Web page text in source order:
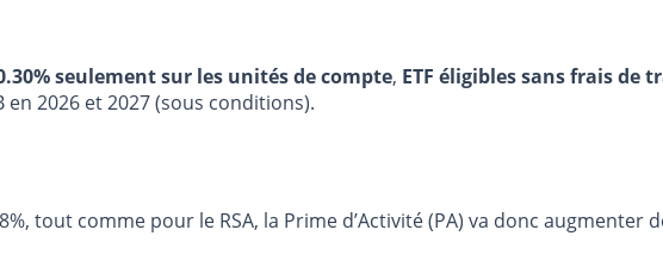
seulement sur les unités de compte, ETF éligibles sans frais de
2026 et 2027 (sous conditions).
tout comme pour le RSA, la Prime d’Activité (PA) va donc augmenter